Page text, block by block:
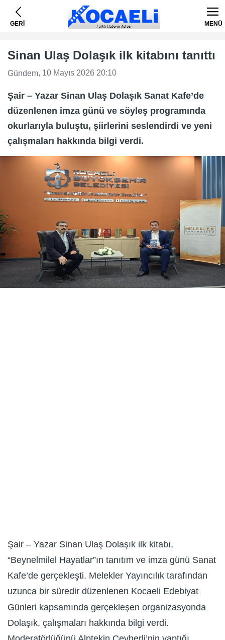
GERİ MENÜ
Sinan Ulaş Dolaşık ilk kitabını tanıttı
Gündem, 10 Mayıs 2026 20:10
Şair – Yazar Sinan Ulaş Dolaşık Sanat Kafe’de
düzenlenen imza günü ve söyleş programında
okurlarıyla buluştu, şiirlerini seslendirdi ve yeni
çalışmaları hakkında bilgi verdi.
Şair – Yazar Sinan Ulaş Dolaşık ilk kitabı,
“Beynelmilel Hayatlar”ın tanıtım ve imza günü Sanat
Kafe’de gerçekleşti. Melekler Yayıncılık tarafından
uzunca bir süredir düzenlenen Kocaeli Edebiyat
Günleri kapsamında gerçekleşen organizasyonda
Dolaşık, çalışmaları hakkında bilgi verdi.